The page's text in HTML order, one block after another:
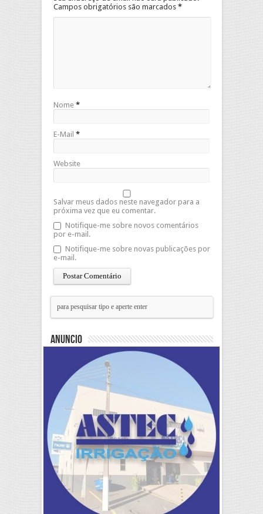
Campos obrigatórios são marcados *
Nome *
E-Mail *
Website
Salvar meus dados neste navegador para a
próxima vez que eu comentar.
Notifique-me sobre novos comentários
por e-mail.
Notifique-me sobre novas publicações por
e-mail.
Anuncio